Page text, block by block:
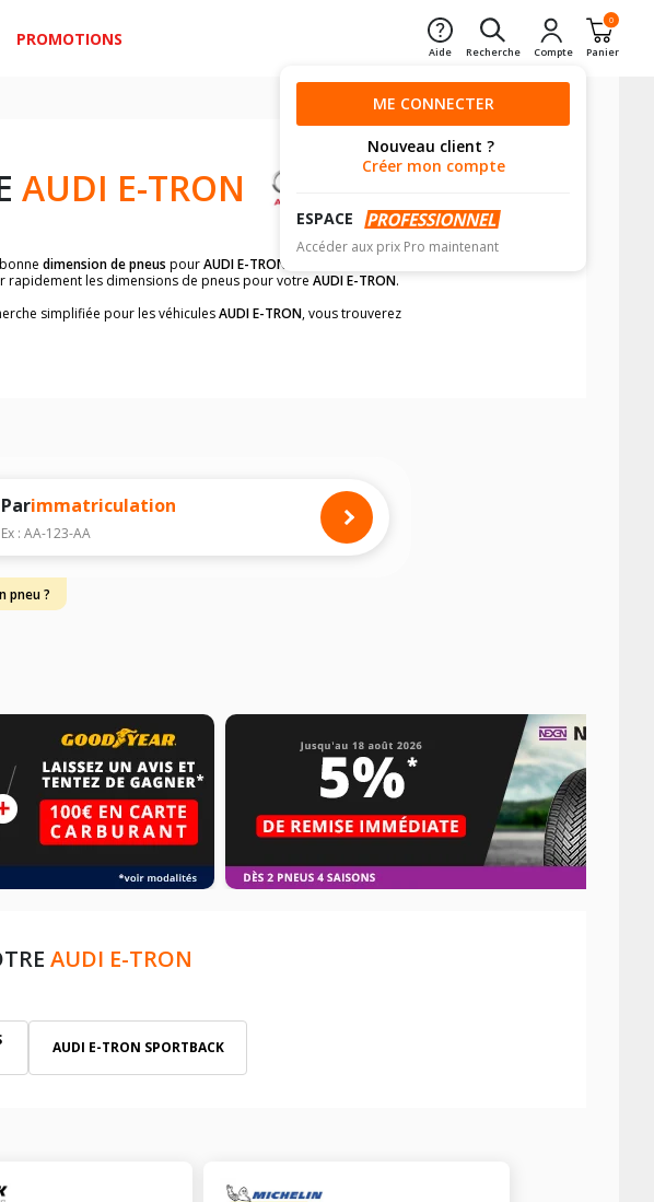
PROMOTIONS
Aide Recherche Compte
0
Panier
ME CONNECTER
Nouveau client ?
Créer mon compte
ESPACE
Accéder aux prix Pro maintenant
AUDI E-TRON
dimension de pneus pourAUDI E-TRON
rapidement les dimensions de pneus pour votre AUDI E-TRON.
simplifiée pour les véhiculesAUDI E-TRON, vous trouverez
Parimmatriculation
Ex : AA-123-AA
pneu ?
AUDI E-TRON
AUDI E-TRON SPORTBACK